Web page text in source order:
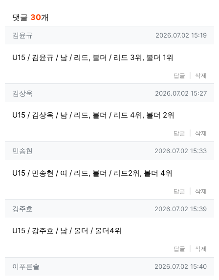
댓글 30개
김윤규님의 댓글
김윤규 작성일
2026.07.02 15:19
U15 / 김윤규 / 남 / 리드, 볼더 / 리드 3위, 볼더 1위
답글 삭제
김상욱님의 댓글
김상욱 작성일
2026.07.02 15:27
U15 / 김상욱 / 남 / 리드, 볼더 / 리드 4위, 볼더 2위
답글 삭제
민송현님의 댓글
민송현 작성일
2026.07.02 15:33
U15 / 민송현 / 여 / 리드, 볼더 / 리드2위, 볼더 4위
답글 삭제
강주호님의 댓글
강주호 작성일
2026.07.02 15:39
U15 / 강주호 / 남 / 볼더 / 볼더4위
답글 삭제
이푸른솔님의 댓글
이푸른솔 작성일
2026.07.02 15:40